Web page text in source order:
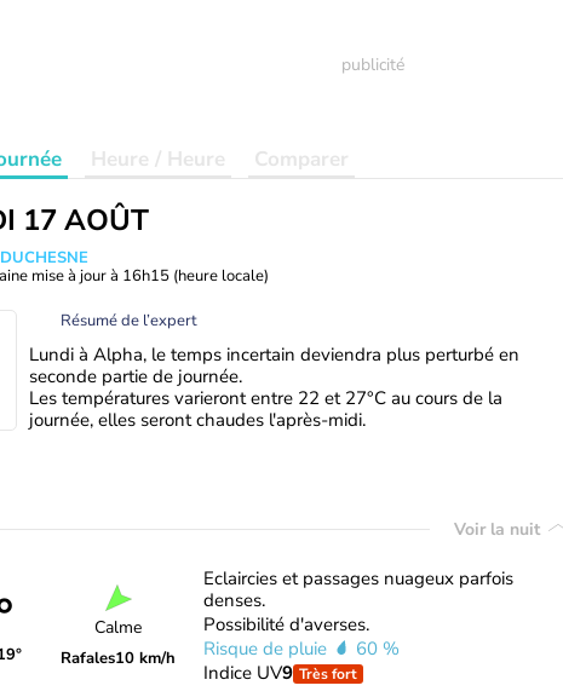
Heure / Heure Comparer
17 AOÛT
mise à jour à 16h15 (heure locale)
Résumé de l’expert
Lundi à Alpha, le temps incertain deviendra plus perturbé en
seconde partie de journée.
Les températures varieront entre 22 et 27°C au cours de la
journée, elles seront chaudes l'après-midi.
Voir la nuit
Calme
Rafales10 km/h
Eclaircies et passages nuageux parfois
denses.
Possibilité d'averses.
Risque de pluie
60 %
Indice UV9 Très fort